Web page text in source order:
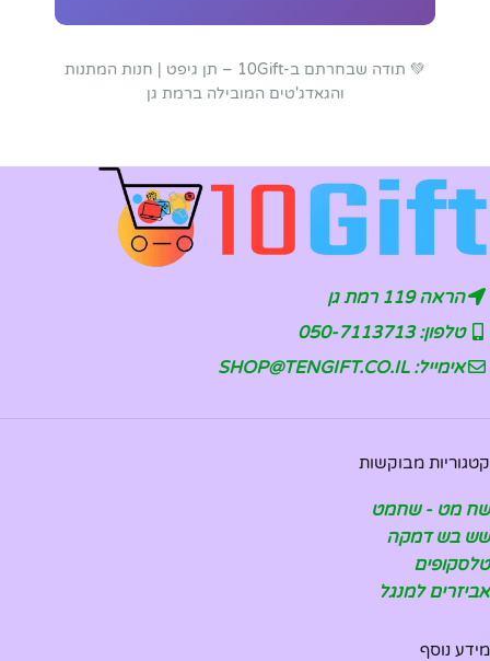
💚 תודה שבחרתם ב-10Gift – תן גיפט | חנות המתנות
והגאדג'טים המובילה ברמת גן
הראה 119 רמת גן
טלפון: 050-7113713
אימייל: SHOP@TENGIFT.CO.IL
קטגוריות מבוקשות
שח מט - שחמט
שש בש דמקה
טלסקופים
אביזרים למנגל
מידע נוסף